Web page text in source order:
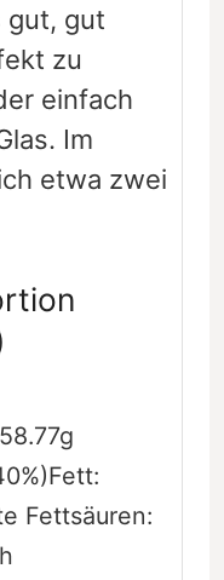
gut, gut
zu
einfach
Im
etwa zwei
g
Fett:
Fettsäuren: